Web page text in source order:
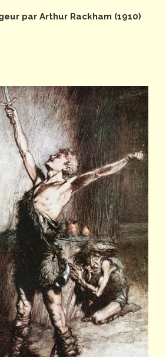
par Arthur Rackham (1910)